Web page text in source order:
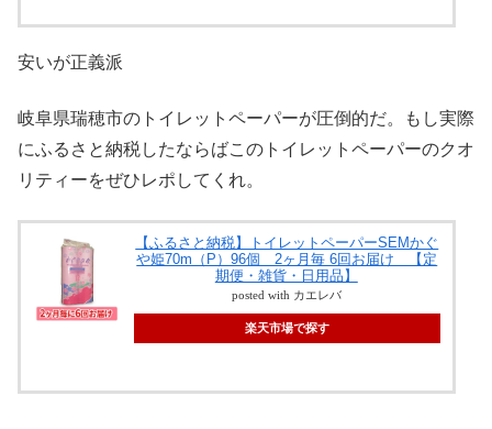
安いが正義派
岐阜県瑞穂市のトイレットペーパーが圧倒的だ。もし実際
にふるさと納税したならばこのトイレットペーパーのクオ
リティーをぜひレポしてくれ。
【ふるさと納税】トイレットペーパーSEMかぐ
や姫70m（P）96個 2ヶ月毎 6回お届け 【定
期便・雑貨・日用品】
posted with カエレバ
楽天市場で探す